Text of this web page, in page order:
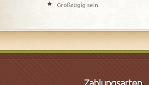
Großzügig sein
Zahlungsarten